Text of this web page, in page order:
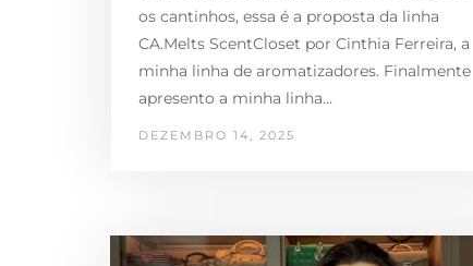
os cantinhos, essa é a proposta da linha
CA.Melts ScentCloset por Cinthia Ferreira, a
minha linha de aromatizadores. Finalmente
apresento a minha linha…
DEZEMBRO 14, 2025